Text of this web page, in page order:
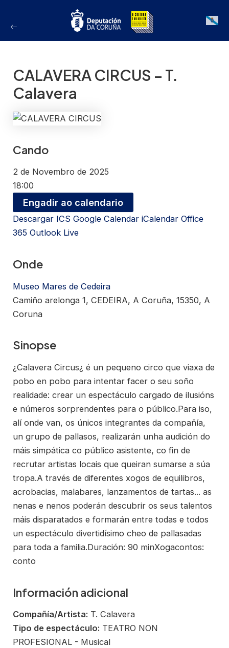
Galician
CALAVERA CIRCUS – T.
Calavera
Cando
2 de Novembro de 2025
18:00
Engadir ao calendario
Descargar ICS Google Calendar iCalendar Office
365 Outlook Live
Onde
Museo Mares de Cedeira
Camiño arelonga 1, CEDEIRA, A Coruña, 15350, A
Coruna
Sinopse
¿Calavera Circus¿ é un pequeno circo que viaxa de
pobo en pobo para intentar facer o seu soño
realidade: crear un espectáculo cargado de ilusións
e números sorprendentes para o público.Para iso,
alí onde van, os únicos integrantes da compañía,
un grupo de pallasos, realizarán unha audición do
máis simpática co público asistente, co fin de
recrutar artistas locais que queiran sumarse a súa
tropa.A través de diferentes xogos de equilibros,
acrobacias, malabares, lanzamentos de tartas... as
nenas e nenos poderán descubrir os seus talentos
máis disparatados e formarán entre todas e todos
un espectáculo divertidísimo cheo de pallasadas
para toda a familia.Duración: 90 minXogacontos:
conto
Información adicional
Compañía/Artista: T. Calavera
Tipo de espectáculo: TEATRO NON
PROFESIONAL - Musical